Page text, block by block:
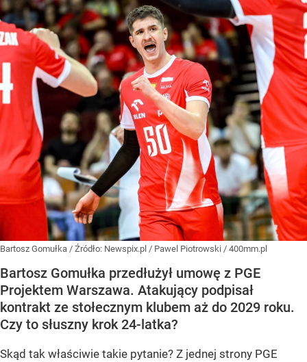
Bartosz Gomułka / Źródło: Newspix.pl / Pawel Piotrowski / 400mm.pl
Bartosz Gomułka przedłużył umowę z PGE
Projektem Warszawa. Atakujący podpisał
kontrakt ze stołecznym klubem aż do 2029 roku.
Czy to słuszny krok 24-latka?
Skąd tak właściwie takie pytanie? Z jednej strony PGE